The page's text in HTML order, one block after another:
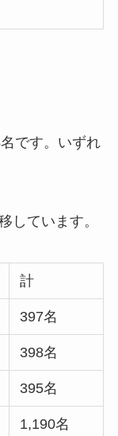
です。いずれ
しています。
計
397名
398名
395名
1,190名